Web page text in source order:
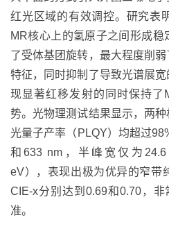
红光区域的有效调控。研究表
MR核心上的氢原子之间形成稳
了受体基团旋转，最大程度削
特征，同时抑制了导致光谱展
现显著红移发射的同时保持了
势。光物理测试结果显示，两
光量子产率（ PLQY）均超过98
和633 nm ，半峰宽仅为
eV），表现出极为优异的窄带
CIE-x分别达到 0.69和0.70，非
准。